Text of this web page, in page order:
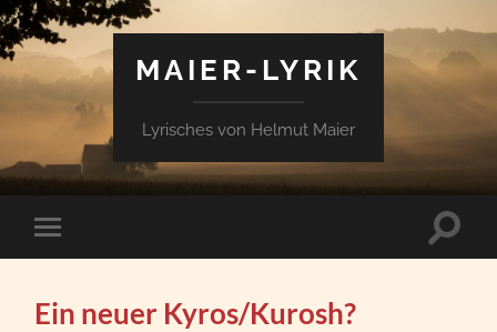
MAIER-LYRIK
Lyrisches von Helmut Maier
Mobile-
Menü
Ein neuer Kyros/Kurosh?